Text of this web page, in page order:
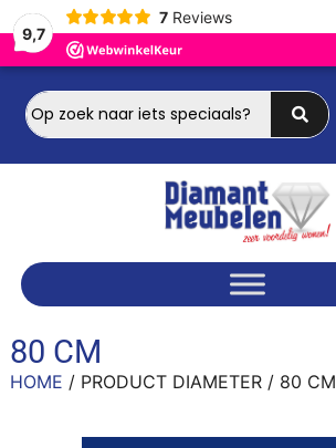
9,7
7 Reviews
80 CM
HOME / PRODUCT DIAMETER / 80 CM